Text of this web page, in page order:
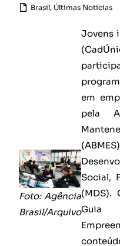
Brasil, Últimas Noticias
Foto: Agência
Brasil/Arquivo
Jovens
em
pela
Social,
(MDS).